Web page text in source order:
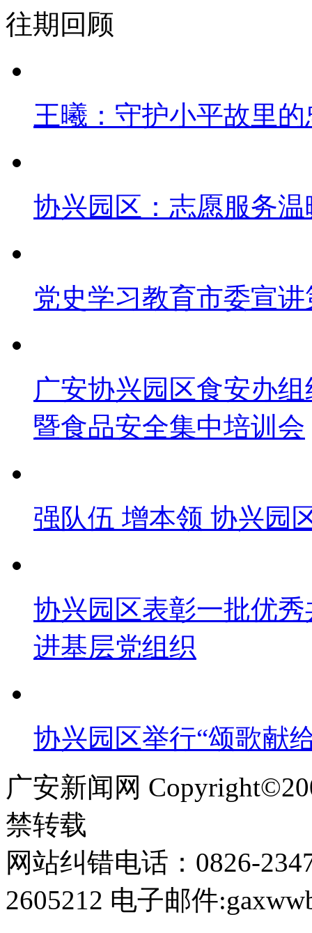
往期回顾
王曦：守护小平故里
协兴园区：志愿服务
党史学习教育市委宣
广安协兴园区食安办
暨食品安全集中培训会
强队伍 增本领 协兴园
协兴园区表彰一批优
进基层党组织
协兴园区举行“颂歌献
广安新闻网
禁转载
网站纠错电话：0826-
2605212 电子邮件